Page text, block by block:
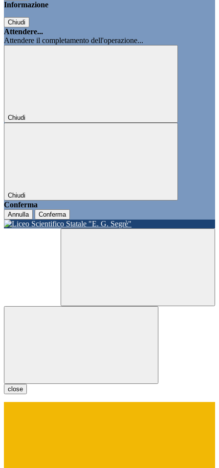
Informazione
Chiudi
Attendere...
Attendere il completamento dell'operazione...
Chiudi
Chiudi
Conferma
Annulla Conferma
close